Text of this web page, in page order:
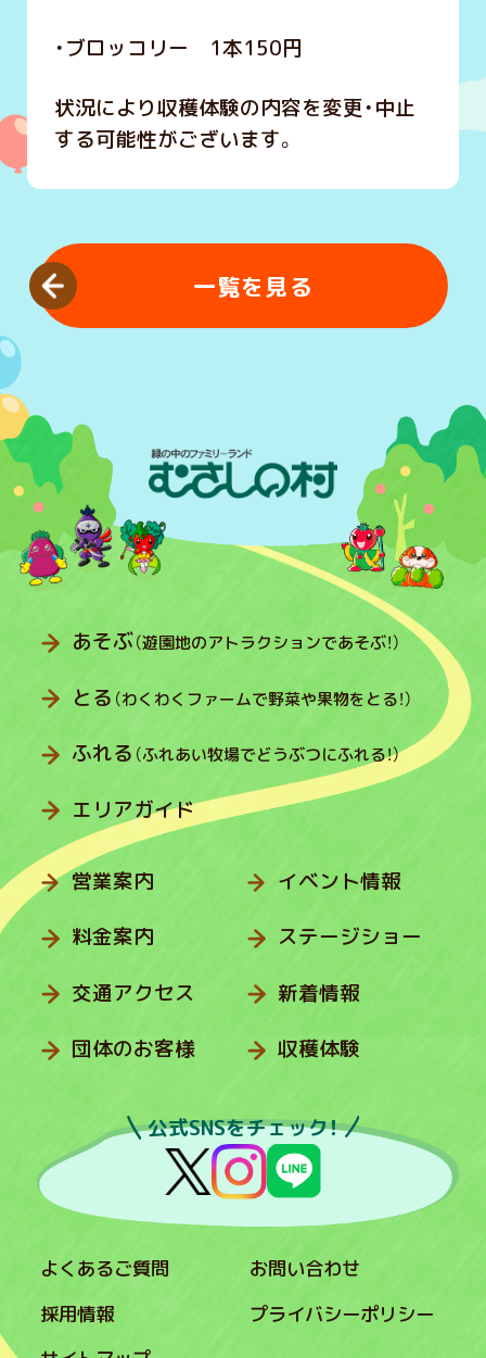
・ブロッコリー 1本150円
状況により収穫体験の内容を変更・中止
する可能性がございます。
一覧を見る
あそぶ（遊園地のアトラクションであそぶ！）
とる （わくわくファームで野菜や果物をとる！）
ふれる （ふれあい牧場でどうぶつにふれる！）
エリアガイド
営業案内
料金案内
交通アクセス
団体のお客様
イベント情報
ステージショー
新着情報
収穫体験
公式SNSをチェック！
よくあるご質問
お問い合わせ
採用情報
プライバシーポリシー